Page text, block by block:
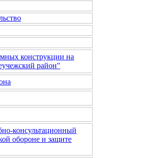
конструкции на
район"
консультационный
обороне и защите